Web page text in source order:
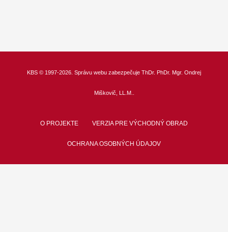
KBS © 1997-2026. Správu webu zabezpečuje ThDr. PhDr. Mgr. Ondrej
Miškovič, LL.M.
O PROJEKTE VERZIA PRE VÝCHODNÝ OBRAD
OCHRANA OSOBNÝCH ÚDAJOV